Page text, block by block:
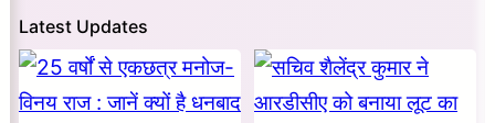
Latest Updates